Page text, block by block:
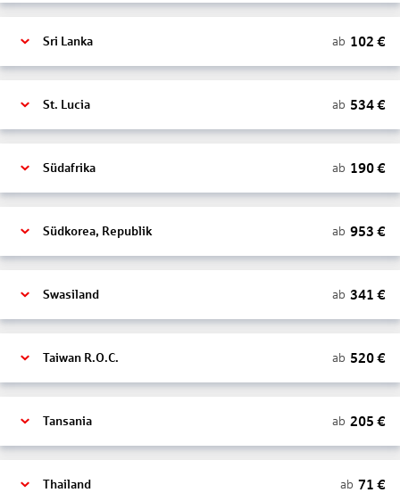
Sri Lanka ab 102 €
St. Lucia ab 534€
Südafrika ab 190€
Südkorea, Republik ab 953 €
Swasiland ab 341 €
Taiwan R.O.C. ab 520€
Tansania ab 205 €
Thailand ab 71 €